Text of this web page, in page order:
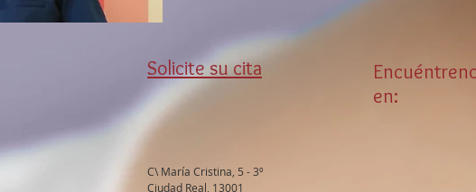
Solicite su cita
C\ María Cristina, 5 - 3º
Ciudad Real, 13001
en: